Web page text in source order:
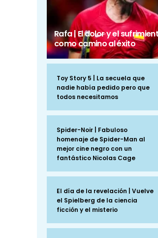
Rafa | El dolor y el
como camino al éxito
Toy Story 5 | La secuela que
nadie había pedido pero que
todos necesitamos
Spider-Noir | Fabuloso
homenaje de Spider-Man al
mejor cine negro con un
fantástico Nicolas Cage
El día de la revelación | Vuelve
el Spielberg de la ciencia
ficción y el misterio